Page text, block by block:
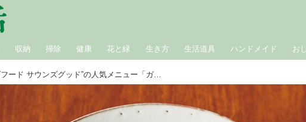
収納 掃除 健康 花と緑 生き方 生活道具 ハンドメイド お
“喫茶店サウンズフード サウンズグッド”の人気メニュー「ガパオライス」のつくり方。難病ALSとともに生きる、店主・まさこさんの‟愛と希望が伝わるレシピ”